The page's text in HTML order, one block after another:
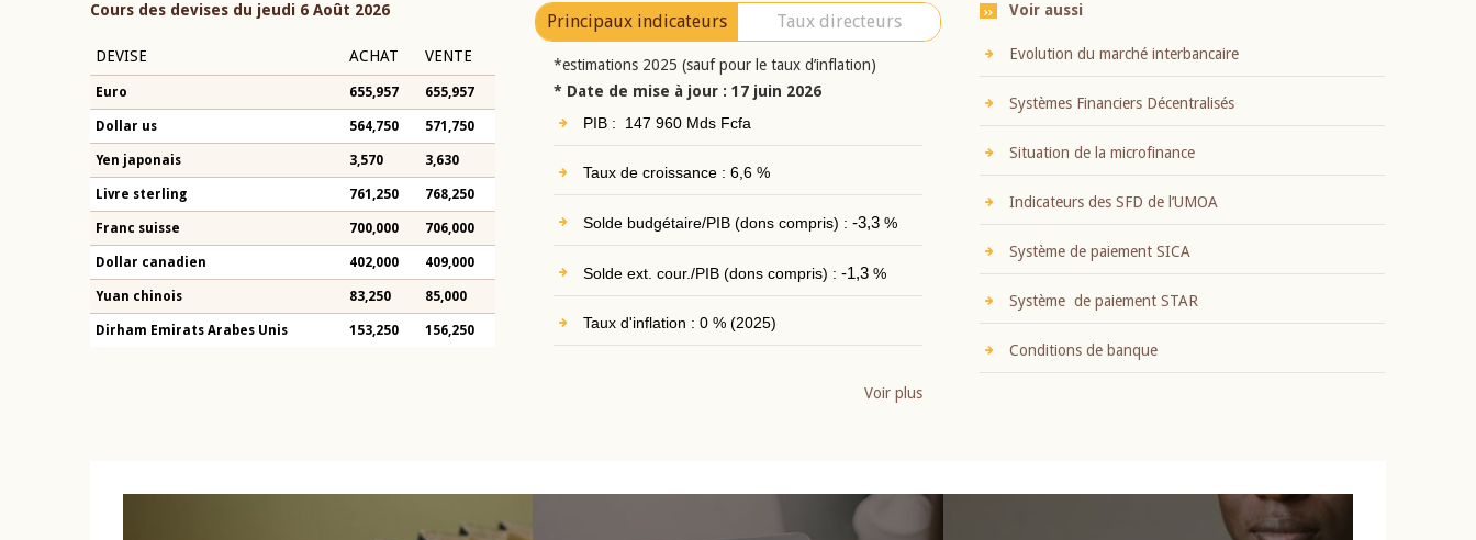
Cours des devises du jeudi 6 Août 2026
DEVISE ACHAT VENTE
Euro 655,957 655,957
Dollar us 564,750 571,750
Yen japonais 3,570 3,630
Livre sterling 761,250 768,250
Franc suisse 700,000 706,000
Dollar canadien 402,000 409,000
Yuan chinois 83,250 85,000
Dirham Emirats Arabes Unis 153,250 156,250
Principaux indicateurs Taux directeurs
*estimations 2025 (sauf pour le taux d’inflation)
* Date de mise à jour : 17 juin 2026
PIB : 147 960 Mds Fcfa
Taux de croissance : 6,6 %
Solde budgétaire/PIB (dons compris) : -3,3%
Solde ext. cour./PIB (dons compris) : -1,3%
Taux d'inflation : 0 % (2025)
Voir plus
Voir aussi
Evolution du marché interbancaire
Systèmes Financiers Décentralisés
Situation de la microfinance
Indicateurs des SFD de l’UMOA
Système de paiement SICA
Système de paiement STAR
Conditions de banque